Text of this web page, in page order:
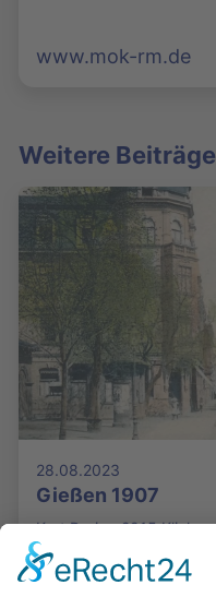
www.mok-rm.de
Weitere
28.08.2023
Gießen 1907
Kurt Dreis - 2915 Klicks